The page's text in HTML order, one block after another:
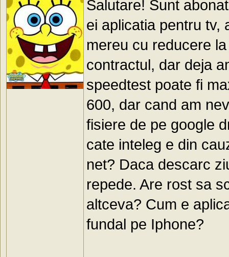
Salutare! Sunt
ei aplicatia pentru tv,
mereu cu reducere
contractul, dar deja
speedtest poate fi
600, dar cand am
fisiere de pe google
cate inteleg e din
net? Daca descarc
repede. Are rost sa
altceva? Cum e
fundal pe Iphone?